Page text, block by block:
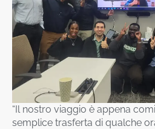
“Il nostro viaggio è appena
semplice trasferta di qualche